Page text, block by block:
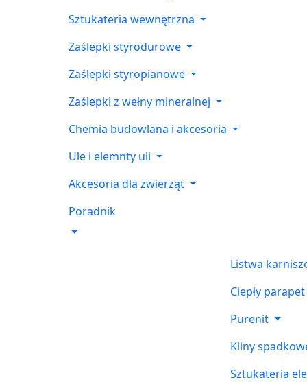
Sztukateria wewnętrzna
Zaślepki styrodurowe
Zaślepki styropianowe
Zaślepki z wełny mineralnej
Chemia budowlana i akcesoria
Ule i elemnty uli
Akcesoria dla zwierząt
Poradnik
Listwa
Ciepły parapet
Purenit
Kliny
Sztukateria